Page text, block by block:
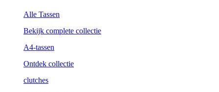
Alle Tassen
Bekijk complete collectie
A4-tassen
Ontdek collectie
clutches